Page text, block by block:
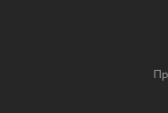
Мультимедийное